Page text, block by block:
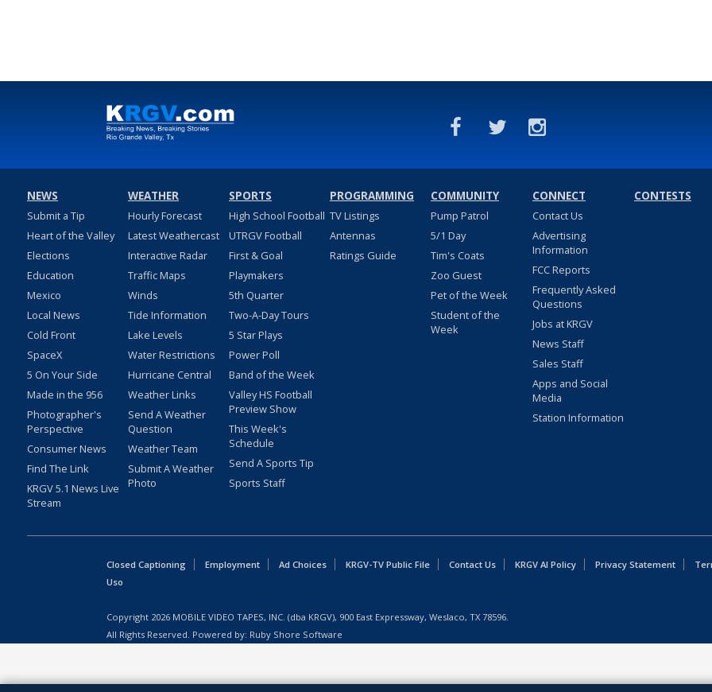
NEWS
Submit a Tip
Heart of the Valley
Elections
Education
Mexico
Local News
Cold Front
SpaceX
5 On Your Side
Made in the 956
Photographer's
Perspective
Consumer News
Find The Link
KRGV 5.1 News Live
Stream
WEATHER
Hourly Forecast
Latest Weathercast
Interactive Radar
Traffic Maps
Winds
Tide Information
Lake Levels
Water Restrictions
Hurricane Central
Weather Links
Send A Weather
Question
Weather Team
Submit A Weather
Photo
SPORTS
High School Football
UTRGV Football
First & Goal
Playmakers
5th Quarter
Two-A-Day Tours
5 Star Plays
Power Poll
Band of the Week
Valley HS Football
Preview Show
This Week's
Schedule
Send A Sports Tip
Sports Staff
PROGRAMMING
TV Listings
Antennas
Ratings Guide
COMMUNITY
Pump Patrol
5/1 Day
Tim's Coats
Zoo Guest
Pet of the Week
Student of the
Week
CONNECT
Contact Us
Advertising
Information
FCC Reports
Frequently Asked
Questions
Jobs at KRGV
News Staff
Sales Staff
Apps and Social
Media
Station Information
CONTESTS
Closed Captioning Employment Ad Choices KRGV-TV Public File Contact Us KRGV AI Policy Privacy Statement
Uso
Copyright 2026 MOBILE VIDEO TAPES, INC. (dba KRGV), 900 East Expressway, Weslaco, TX 78596.
All Rights Reserved. Powered by: Ruby Shore Software